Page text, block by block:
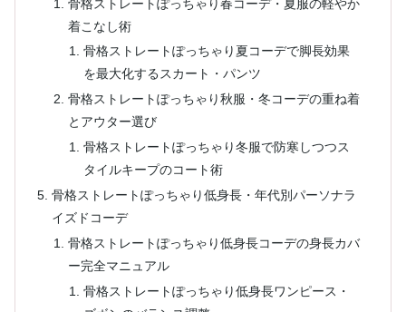
骨格ストレートぽっちゃり春コーデ・夏服の軽やか
着こなし術
骨格ストレートぽっちゃり夏コーデで脚長効果
を最大化するスカート・パンツ
骨格ストレートぽっちゃり秋服・冬コーデの重ね着
とアウター選び
骨格ストレートぽっちゃり冬服で防寒しつつス
タイルキープのコート術
骨格ストレートぽっちゃり低身長・年代別パーソナラ
イズドコーデ
骨格ストレートぽっちゃり低身長コーデの身長カバ
ー完全マニュアル
骨格ストレートぽっちゃり低身長ワンピース・